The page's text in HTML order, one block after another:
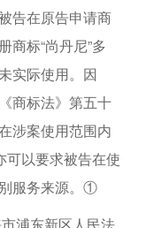
告在原告申请商
商标“尚丹尼”多
实际使用。因
商标法》第五十
涉案使用范围内
可以要求被告在使
服务来源。①
浦东新区人民法